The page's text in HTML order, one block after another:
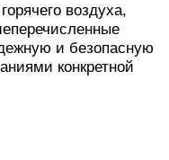
воздуха,
и безопасную
конкретной